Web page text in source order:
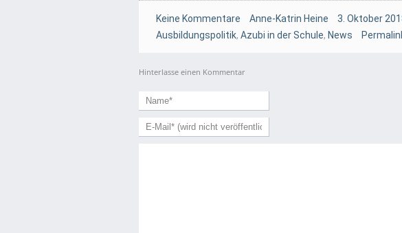
Keine Kommentare Anne-Katrin Heine
3. Oktober
Ausbildungspolitik, Azubi in der Schule, News
Hinterlasse einen Kommentar